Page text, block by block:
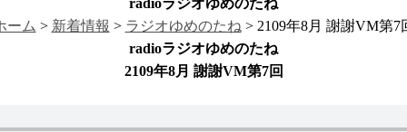
radioラジオゆめのたね
ーム > 新着情報 > ラジオゆめのたね > 2109年8月 謝謝VM第7
radioラジオゆめのたね
2109年8月 謝謝VM第7回